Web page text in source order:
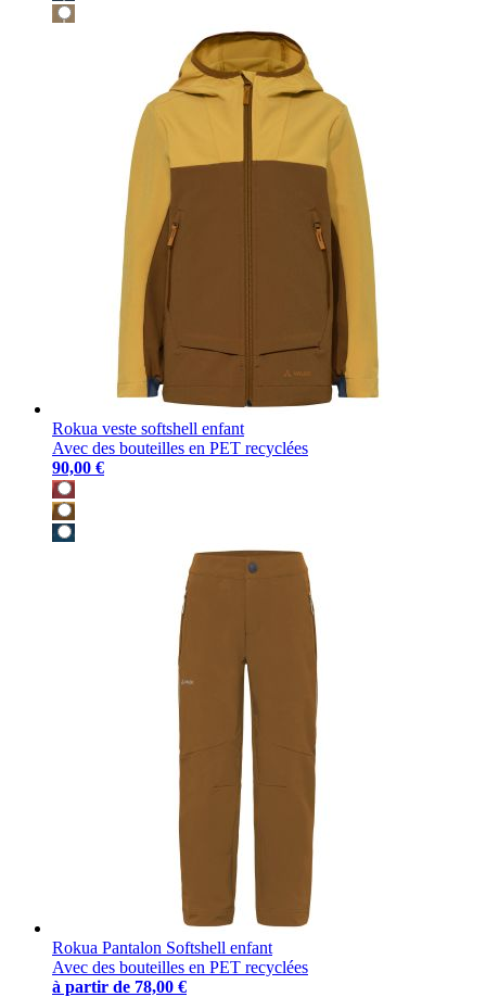
Rokua veste softshell enfant
Avec des bouteilles en PET recyclées
90,00 €
Rokua Pantalon Softshell enfant
Avec des bouteilles en PET recyclées
à partir de 78,00 €